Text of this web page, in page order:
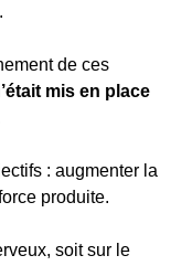
de ces
mis en place
: augmenter la
produite.
soit sur le